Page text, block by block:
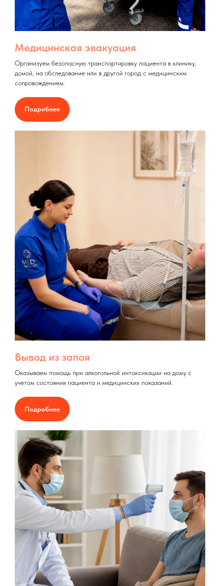
Медицинская эвакуация
Организуем безопасную транспортировку пациента в клинику,
домой, на обследование или в другой город с медицинским
сопровождением.
Подробнее
Вывод из запоя
Оказываем помощь при алкогольной интоксикации на дому с
учетом состояния пациента и медицинских показаний.
Подробнее